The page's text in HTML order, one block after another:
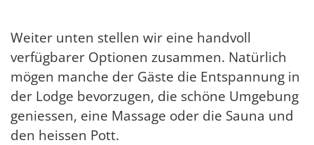
Weiter unten stellen wir eine handvoll
verfügbarer Optionen zusammen. Natürlich
mögen manche der Gäste die Entspannung in
der Lodge bevorzugen, die schöne Umgebung
geniessen, eine Massage oder die Sauna und
den heissen Pott.